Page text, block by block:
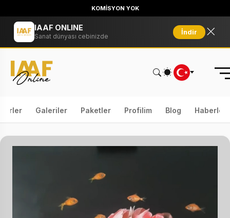
KOMİSYON YOK
IAAF ONLINE
Sanat dünyası cebinizde
İndir
Galeriler Paketler Profilim Blog Haberler